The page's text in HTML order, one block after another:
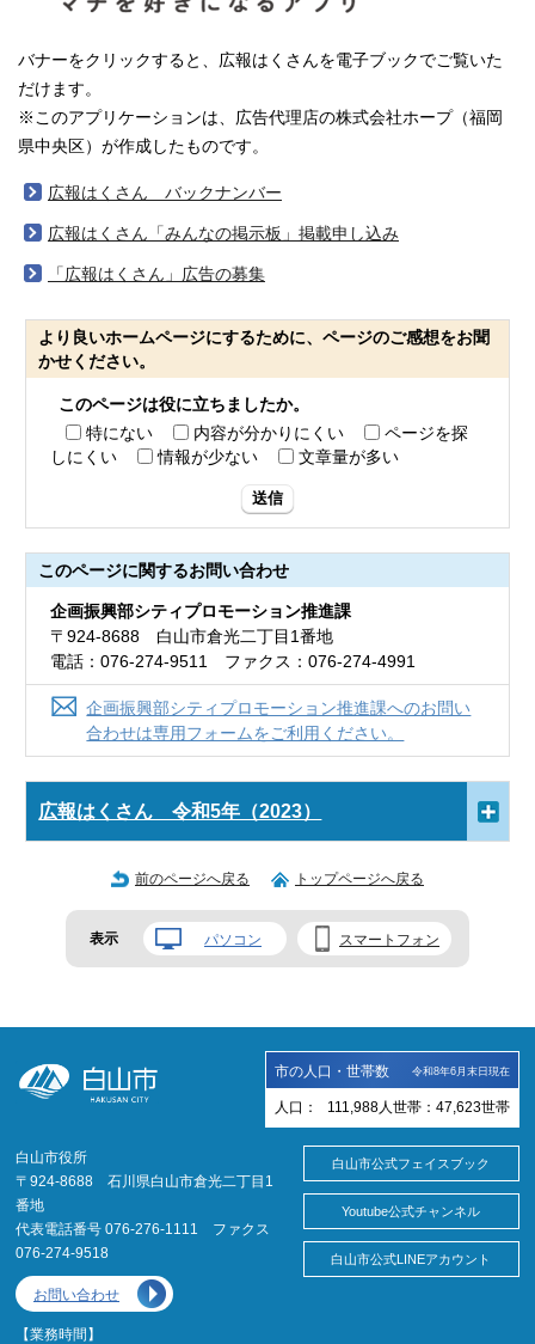
バナーをクリックすると、広報はくさんを電子ブックでご覧いた
だけます。
※このアプリケーションは、広告代理店の株式会社ホープ（福岡
県中央区）が作成したものです。
広報はくさん バックナンバー
広報はくさん「みんなの掲示板」掲載申し込み
「広報はくさん」広告の募集
より良いホームページにするために、ページのご感想をお聞
かせください。
このページは役に立ちましたか。
特にない
内容が分かりにくい
ページを探
しにくい
情報が少ない 文章量が多い
送信
このページに関するお問い合わせ
企画振興部シティプロモーション推進課
〒924-8688 白山市倉光二丁目1番地
電話：076-274-9511 ファクス：076-274-4991
企画振興部シティプロモーション推進課へのお問い
合わせは専用フォームをご利用ください。
広報はくさん 令和5年（2023）
前のページへ戻る トップページへ戻る
表示 パソコン スマートフォン
市の人口・世帯数 令和8年6月末日現在
人口： 111,988 人 世帯： 47,623世帯
白山市役所
〒924-8688 石川県白山市倉光二丁目1
番地
代表電話番号 076-276-1111 ファクス
076-274-9518
お問い合わせ
【業務時間】
白山市公式フェイスブック
Youtube公式チャンネル
白山市公式LINEアカウント